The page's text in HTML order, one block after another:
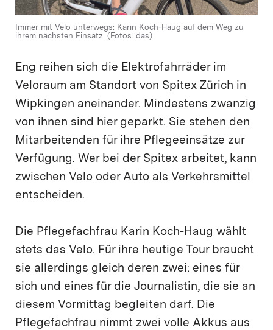
Immer mit Velo unterwegs: Karin Koch-Haug auf dem Weg zu
ihrem nächsten Einsatz. (Fotos: das)
Eng reihen sich die Elektrofahrräder im
Veloraum am Standort von Spitex Zürich in
Wipkingen aneinander. Mindestens zwanzig
von ihnen sind hier geparkt. Sie stehen den
Mitarbeitenden für ihre Pflegeeinsätze zur
Verfügung. Wer bei der Spitex arbeitet, kann
zwischen Velo oder Auto als Verkehrsmittel
entscheiden.
Die Pflegefachfrau Karin Koch-Haug wählt
stets das Velo. Für ihre heutige Tour braucht
sie allerdings gleich deren zwei: eines für
sich und eines für die Journalistin, die sie an
diesem Vormittag begleiten darf. Die
Pflegefachfrau nimmt zwei volle Akkus aus